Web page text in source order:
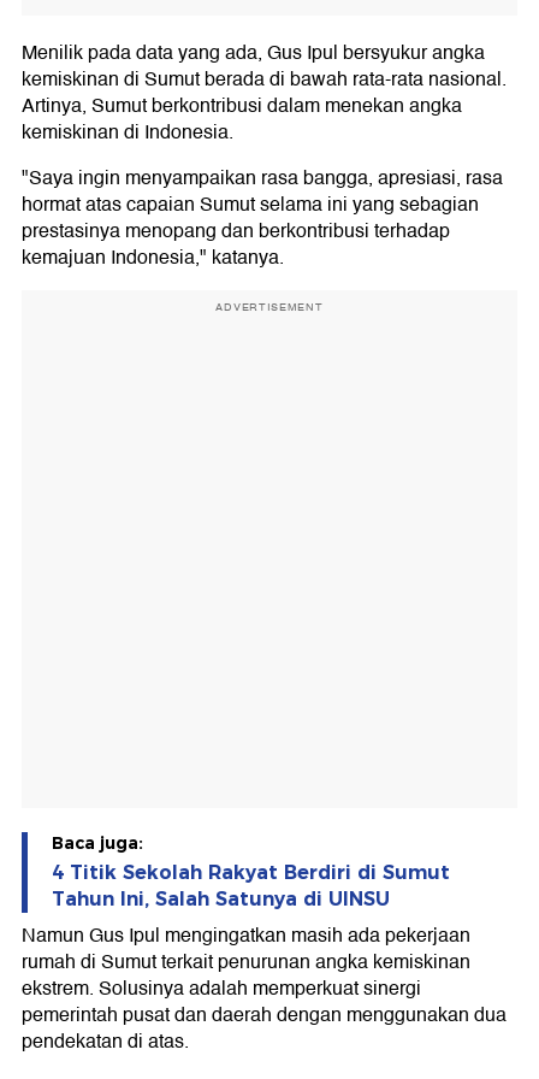
Menilik pada data yang ada, Gus Ipul bersyukur angka
kemiskinan di Sumut berada di bawah rata-rata nasional.
Artinya, Sumut berkontribusi dalam menekan angka
kemiskinan di Indonesia.
"Saya ingin menyampaikan rasa bangga, apresiasi, rasa
hormat atas capaian Sumut selama ini yang sebagian
prestasinya menopang dan berkontribusi terhadap
kemajuan Indonesia," katanya.
ADVERTISEMENT
Baca juga:
4 Titik Sekolah Rakyat Berdiri di Sumut
Tahun Ini, Salah Satunya di UINSU
Namun Gus Ipul mengingatkan masih ada pekerjaan
rumah di Sumut terkait penurunan angka kemiskinan
ekstrem. Solusinya adalah memperkuat sinergi
pemerintah pusat dan daerah dengan menggunakan dua
pendekatan di atas.